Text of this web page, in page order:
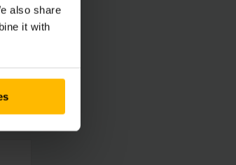
also share
it with